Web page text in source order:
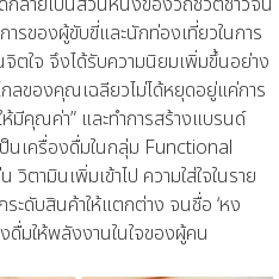
รของผู้ขับขี่และนักท่องเที่ยวในการ
ตใจ จึงได้รับความนิยมเพิ่มขึ้นอย่าง
ลของคุณเฉลียวไม่ได้หยุดอยู่แค่การ
มีคุณค่า” และทำการสร้างแบรนด์
ป็นเครื่องดื่มในกลุ่ม Functional
วิตามินเพิ่มเข้าไป ความใส่ใจในราย
ะดับสินค้าให้แตกต่าง จนชื่อ ‘หง
ดื่มให้พลังงานในใจของผู้คน